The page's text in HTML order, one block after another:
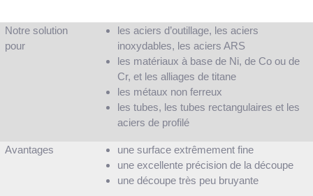
Notre solution
pour
les aciers d’outillage, les aciers
inoxydables, les aciers ARS
les matériaux à base de Ni, de Co ou de
Cr, et les alliages de titane
les métaux non ferreux
les tubes, les tubes rectangulaires et les
aciers de profilé
Avantages
une surface extrêmement fine
une excellente précision de la découpe
une découpe très peu bruyante